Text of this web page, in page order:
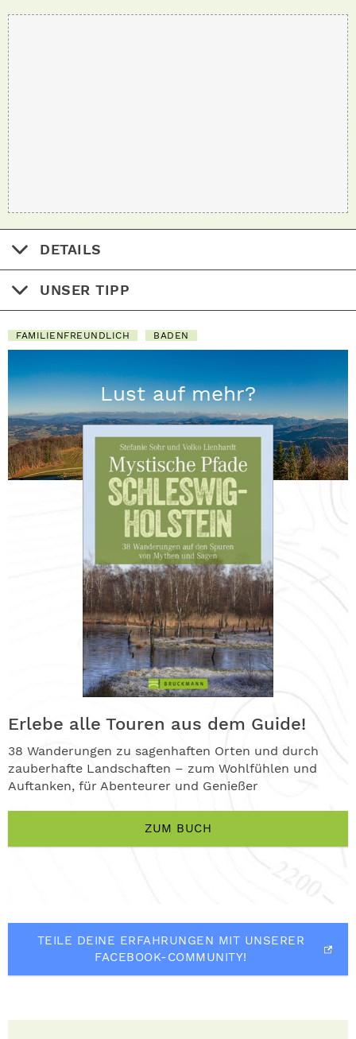
DETAILS
UNSER TIPP
FAMILIENFREUNDLICH BADEN
Lust auf mehr?
Erlebe alle Touren aus dem Guide!
38 Wanderungen zu sagenhaften Orten und durch
zauberhafte Landschaften – zum Wohlfühlen und
Auftanken, für Abenteurer und Genießer
ZUM BUCH
TEILE DEINE ERFAHRUNGEN MIT UNSERER
FACEBOOK-COMMUNITY!